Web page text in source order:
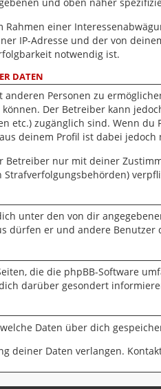
einer
IP-Adresse und der von
notwendig ist.
DATEN
anderen Personen zu
Der Betreiber kann
etc.) zugänglich sind. Wenn
deinem Profil ist dabei
nur mit deiner
Strafverfolgungsbehörden)
unter den von dir
dürfen er und andere
die die phpBB-Software
darüber gesondert
Daten über dich
deiner Daten verlangen.